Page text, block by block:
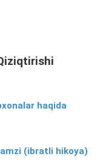
haqida
(ibratli hikoya)